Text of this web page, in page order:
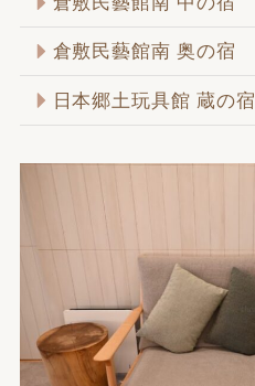
倉敷民藝館南 奥の宿
日本郷土玩具館 蔵の宿